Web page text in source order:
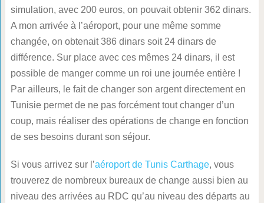
simulation, avec 200 euros, on pouvait obtenir 362 dinars.
A mon arrivée à l’aéroport, pour une même somme
changée, on obtenait 386 dinars soit 24 dinars de
différence. Sur place avec ces mêmes 24 dinars, il est
possible de manger comme un roi une journée entière !
Par ailleurs, le fait de changer son argent directement en
Tunisie permet de ne pas forcément tout changer d’un
coup, mais réaliser des opérations de change en fonction
de ses besoins durant son séjour.
Si vous arrivez sur l’aéroport de Tunis Carthage, vous
trouverez de nombreux bureaux de change aussi bien au
niveau des arrivées au RDC qu’au niveau des départs au